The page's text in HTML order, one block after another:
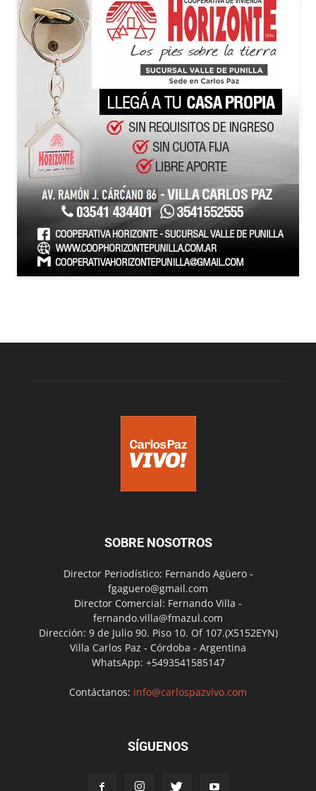
SOBRE NOSOTROS
Director Periodístico: Fernando Agüero -
fgaguero@gmail.com
Director Comercial: Fernando Villa -
fernando.villa@fmazul.com
Dirección: 9 de Julio 90. Piso 10. Of 107.(X5152EYN)
Villa Carlos Paz - Córdoba - Argentina
WhatsApp: +5493541585147
Contáctanos: info@carlospazvivo.com
SÍGUENOS